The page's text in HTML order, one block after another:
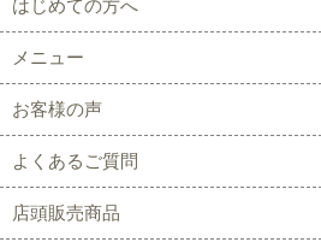
はじめての方へ
メニュー
お客様の声
よくあるご質問
店頭販売商品